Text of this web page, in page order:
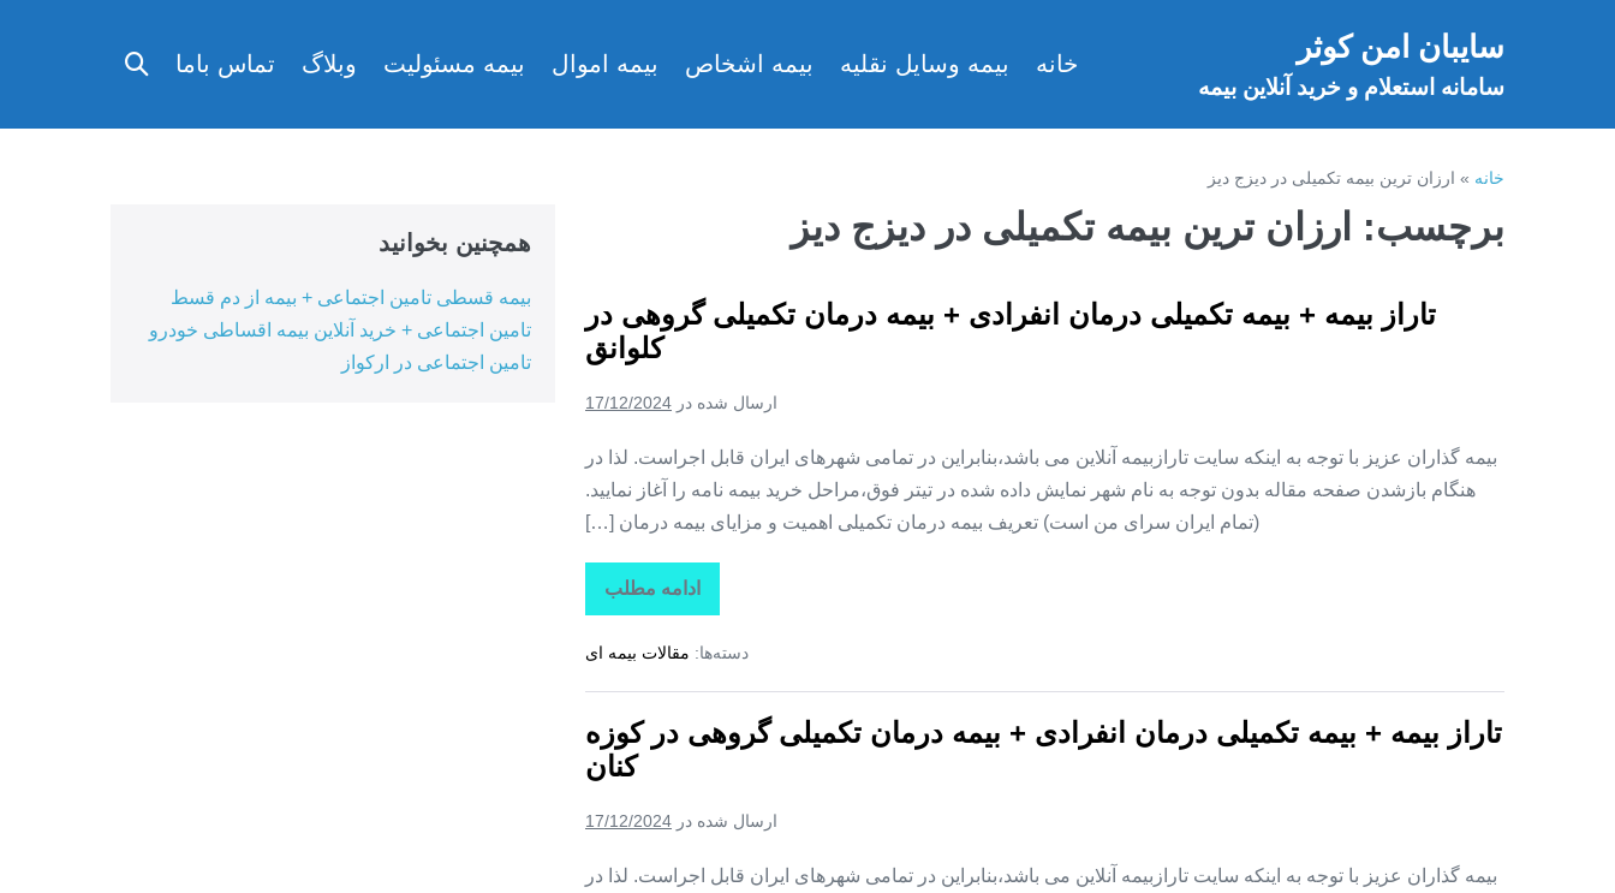
سایبان امن کوثر
سامانه استعلام و خرید آنلاین بیمه
خانه بیمه وسایل نقلیه بیمه اشخاص بیمه اموال بیمه مسئولیت وبلاگ تماس باما
تغییر
خانه » ارزان ترین بیمه تکمیلی در دیزج دیز
برچسب: ارزان ترین بیمه تکمیلی در دیزج دیز
تاراز بیمه + بیمه تکمیلی درمان انفرادی + بیمه درمان تکمیلی گروهی در
کلوانق
ارسال شده در 17/12/2024
بیمه گذاران عزیز با توجه به اینکه سایت تارازبیمه آنلاین می باشد،بنابراین در تمامی شهرهای ایران قابل اجراست. لذا در
هنگام بازشدن صفحه مقاله بدون توجه به نام شهر نمایش داده شده در تیتر فوق،مراحل خرید بیمه نامه را آغاز نمایید.
(تمام ایران سرای من است) تعریف بیمه درمان تکمیلی اهمیت و مزایای بیمه درمان […]
ادامه مطلب
تاراز
بیمه
بیمه
درمان
+
بیمه
درمان
در
دسته‌ها: مقالات بیمه ای
تاراز بیمه + بیمه تکمیلی درمان انفرادی + بیمه درمان تکمیلی گروهی در کوزه
کنان
ارسال شده در 17/12/2024
بیمه گذاران عزیز با توجه به اینکه سایت تارازبیمه آنلاین می باشد،بنابراین در تمامی شهرهای ایران قابل اجراست. لذا در
همچنین بخوانید
بیمه قسطی تامین اجتماعی + بیمه از دم قسط
تامین اجتماعی + خرید آنلاین بیمه اقساطی خودرو
تامین اجتماعی در ارکواز